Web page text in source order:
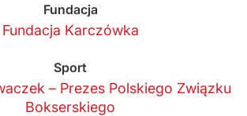
Fundacja
Fundacja Karczówka
Sport
– Prezes Polskiego Związku
Bokserskiego